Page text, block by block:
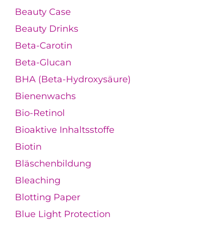
Beauty Case
Beauty Drinks
Beta-Carotin
Beta-Glucan
BHA (Beta-Hydroxysäure)
Bienenwachs
Bio-Retinol
Bioaktive Inhaltsstoffe
Biotin
Bläschenbildung
Bleaching
Blotting Paper
Blue Light Protection